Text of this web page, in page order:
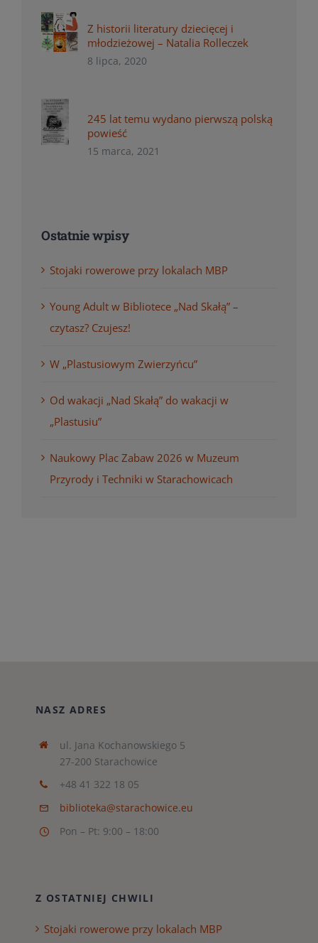
Z historii literatury dziecięcej i
młodzieżowej – Natalia Rolleczek
8 lipca, 2020
245 lat temu wydano pierwszą polską
powieść
15 marca, 2021
Ostatnie wpisy
Stojaki rowerowe przy lokalach MBP
Young Adult w Bibliotece „Nad Skałą” –
czytasz? Czujesz!
W „Plastusiowym Zwierzyńcu”
Od wakacji „Nad Skałą” do wakacji w
„Plastusiu”
Naukowy Plac Zabaw 2026 w Muzeum
Przyrody i Techniki w Starachowicach
NASZ ADRES
ul. Jana Kochanowskiego 5
27-200 Starachowice
+48 41 322 18 05
biblioteka@starachowice.eu
Pon – Pt: 9:00 – 18:00
Z OSTATNIEJ CHWILI
Stojaki rowerowe przy lokalach MBP